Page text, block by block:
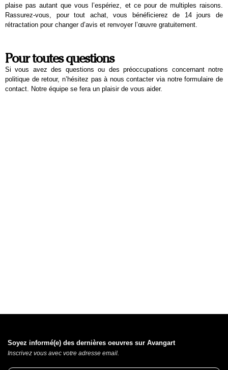
plaise pas autant que vous l’espériez, et ce pour de multiples raisons.
Rassurez-vous, pour tout achat, vous bénéficierez de 14 jours de
rétractation pour changer d’avis et renvoyer l’œuvre gratuitement.
Pour toutes questions
Si vous avez des questions ou des préoccupations concernant notre
politique de retour, n’hésitez pas à nous contacter via notre formulaire de
contact. Notre équipe se fera un plaisir de vous aider.
Soyez informé(e) des dernières oeuvres sur Avangart
Inscrivez vous avec votre adresse email.